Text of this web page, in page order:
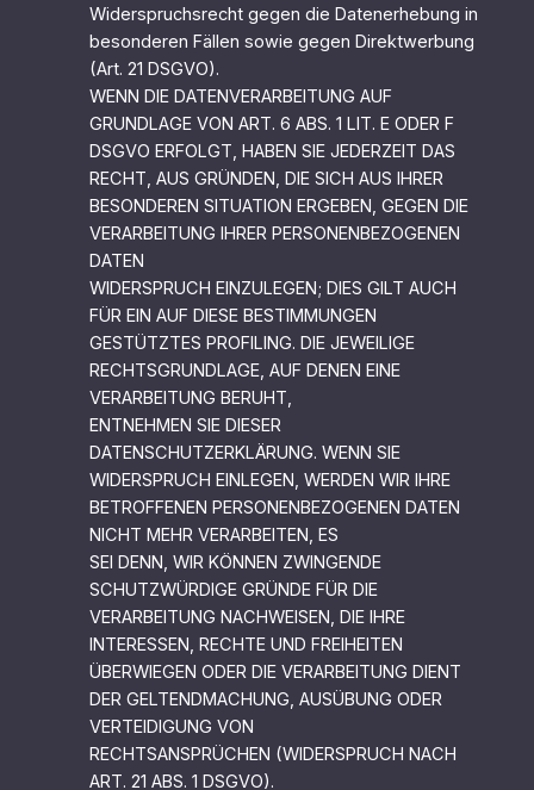
Widerspruchsrecht gegen die Datenerhebung in
besonderen Fällen sowie gegen Direktwerbung
(Art. 21 DSGVO).
WENN DIE DATENVERARBEITUNG AUF
GRUNDLAGE VON ART. 6 ABS. 1 LIT. E ODER F
DSGVO ERFOLGT, HABEN SIE JEDERZEIT DAS
RECHT, AUS GRÜNDEN, DIE SICH AUS IHRER
BESONDEREN SITUATION ERGEBEN, GEGEN DIE
VERARBEITUNG IHRER PERSONENBEZOGENEN
DATEN
WIDERSPRUCH EINZULEGEN; DIES GILT AUCH
FÜR EIN AUF DIESE BESTIMMUNGEN
GESTÜTZTES PROFILING. DIE JEWEILIGE
RECHTSGRUNDLAGE, AUF DENEN EINE
VERARBEITUNG BERUHT,
ENTNEHMEN SIE DIESER
DATENSCHUTZERKLÄRUNG. WENN SIE
WIDERSPRUCH EINLEGEN, WERDEN WIR IHRE
BETROFFENEN PERSONENBEZOGENEN DATEN
NICHT MEHR VERARBEITEN, ES
SEI DENN, WIR KÖNNEN ZWINGENDE
SCHUTZWÜRDIGE GRÜNDE FÜR DIE
VERARBEITUNG NACHWEISEN, DIE IHRE
INTERESSEN, RECHTE UND FREIHEITEN
ÜBERWIEGEN ODER DIE VERARBEITUNG DIENT
DER GELTENDMACHUNG, AUSÜBUNG ODER
VERTEIDIGUNG VON
RECHTSANSPRÜCHEN (WIDERSPRUCH NACH
ART. 21 ABS. 1 DSGVO).